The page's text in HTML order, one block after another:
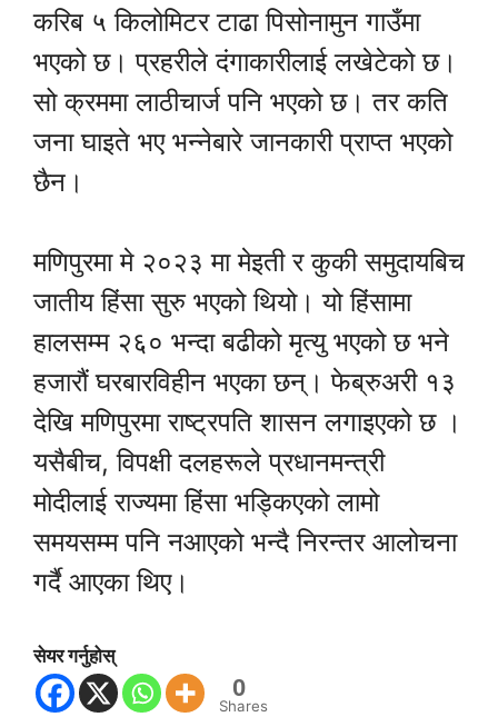
करिब ५ किलोमिटर टाढा पिसोनामुन गाउँमा
भएको छ। प्रहरीले दंगाकारीलाई लखेटेको छ।
सो क्रममा लाठीचार्ज पनि भएको छ। तर कति
जना घाइते भए भन्नेबारे जानकारी प्राप्त भएको
छैन।
मणिपुरमा मे २०२३ मा मेइती र कुकी समुदायबिच
जातीय हिंसा सुरु भएको थियो। यो हिंसामा
हालसम्म २६० भन्दा बढीको मृत्यु भएको छ भने
हजारौं घरबारविहीन भएका छन्। फेब्रुअरी १३
देखि मणिपुरमा राष्ट्रपति शासन लगाइएको छ ।
यसैबीच, विपक्षी दलहरूले प्रधानमन्त्री
मोदीलाई राज्यमा हिंसा भड्किएको लामो
समयसम्म पनि नआएको भन्दै निरन्तर आलोचना
गर्दै आएका थिए।
सेयर गर्नुहोस्
0
Shares